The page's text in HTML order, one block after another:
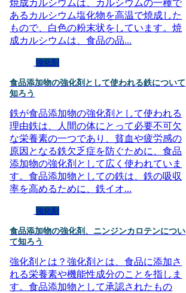
焼成カルシウムは、カルシウムの一種で
あるカルシウム塩化物を高温で焼成した
もので、白色の粉末状をしています。焼
成カルシウムは、食品の品...
強化剤
食品添加物の強化剤として使われる鉄について
知ろう
鉄が食品添加物の強化剤として使われる
理由鉄は、人間の体にとって必要不可欠
な栄養素の一つであり、貧血や疲労感の
原因となる鉄欠乏症を防ぐために、食品
添加物の強化剤として広く使われていま
す。食品添加物としての鉄は、鉄の吸収
率を高めるために、鉄イオ...
強化剤
食品添加物の強化剤、ニンジンカロテンについ
て知ろう
強化剤とは？強化剤とは、食品に添加さ
れる栄養素や機能性成分のことを指しま
す。食品添加物として承認されたもの